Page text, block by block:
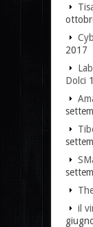
2017
Dolci
il